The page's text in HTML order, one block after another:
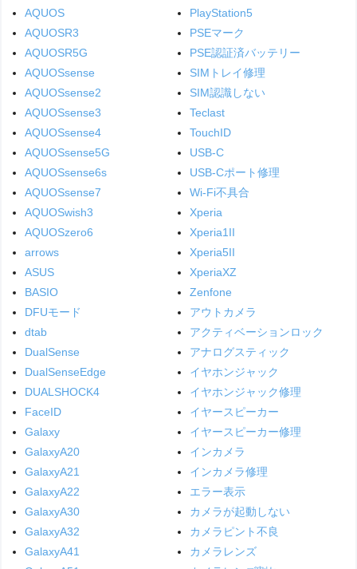
AQUOS
AQUOSR3
AQUOSR5G
AQUOSsense
AQUOSsense2
AQUOSsense3
AQUOSsense4
AQUOSsense5G
AQUOSsense6s
AQUOSsense7
AQUOSwish3
AQUOSzero6
arrows
ASUS
BASIO
DFUモード
dtab
DualSense
DualSenseEdge
DUALSHOCK4
FaceID
Galaxy
GalaxyA20
GalaxyA21
GalaxyA22
GalaxyA30
GalaxyA32
GalaxyA41
PlayStation5
PSEマーク
PSE認証済バッテリー
SIMトレイ修理
SIM認識しない
Teclast
TouchID
USB-C
USB-Cポート修理
Wi-Fi不具合
Xperia
Xperia1II
Xperia5II
XperiaXZ
Zenfone
アウトカメラ
アクティベーションロック
アナログスティック
イヤホンジャック
イヤホンジャック修理
イヤースピーカー
イヤースピーカー修理
インカメラ
インカメラ修理
エラー表示
カメラが起動しない
カメラピント不良
カメラレンズ